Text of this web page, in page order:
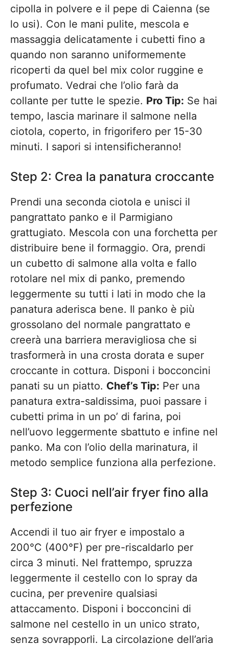
cipolla in polvere e il pepe di Caienna (se
lo usi). Con le mani pulite, mescola e
massaggia delicatamente i cubetti fino a
quando non saranno uniformemente
ricoperti da quel bel mix color ruggine e
profumato. Vedrai che l’olio farà da
collante per tutte le spezie. Pro Tip: Se hai
tempo, lascia marinare il salmone nella
ciotola, coperto, in frigorifero per 15-30
minuti. I sapori si intensificheranno!
Step 2: Crea la panatura croccante
Prendi una seconda ciotola e unisci il
pangrattato panko e il Parmigiano
grattugiato. Mescola con una forchetta per
distribuire bene il formaggio. Ora, prendi
un cubetto di salmone alla volta e fallo
rotolare nel mix di panko, premendo
leggermente su tutti i lati in modo che la
panatura aderisca bene. Il panko è più
grossolano del normale pangrattato e
creerà una barriera meravigliosa che si
trasformerà in una crosta dorata e super
croccante in cottura. Disponi i bocconcini
panati su un piatto. Chef’s Tip: Per una
panatura extra-saldissima, puoi passare i
cubetti prima in un po’ di farina, poi
nell’uovo leggermente sbattuto e infine nel
panko. Ma con l’olio della marinatura, il
metodo semplice funziona alla perfezione.
Step 3: Cuoci nell’air fryer fino alla
perfezione
Accendi il tuo air fryer e impostalo a
200°C (400°F) per pre-riscaldarlo per
circa 3 minuti. Nel frattempo, spruzza
leggermente il cestello con lo spray da
cucina, per prevenire qualsiasi
attaccamento. Disponi i bocconcini di
salmone nel cestello in un unico strato,
senza sovrapporli. La circolazione dell’aria